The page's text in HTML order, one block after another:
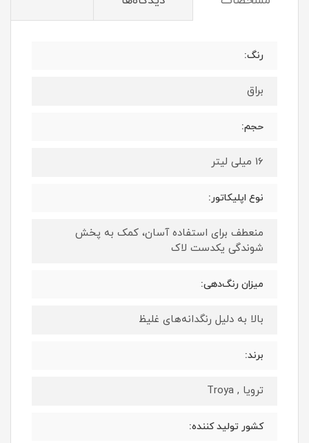
رنگ:
براق
حجم:
16 میلی لیتر
نوع اپلیکاتور:
منعطف برای استفاده آسان، کمک به پخش
شوندگی یکدست لاک
میزان رنگ‌دهی:
بالا به دلیل رنگدانه‌های غلیظ
برند:
ترویا , Troya
کشور تولید کننده: